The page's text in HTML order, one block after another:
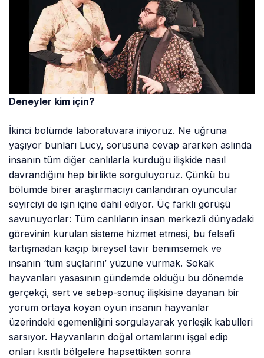
Deneyler kim için?
İkinci bölümde laboratuvara iniyoruz. Ne uğruna
yaşıyor bunları Lucy, sorusuna cevap ararken aslında
insanın tüm diğer canlılarla kurduğu ilişkide nasıl
davrandığını hep birlikte sorguluyoruz. Çünkü bu
bölümde birer araştırmacıyı canlandıran oyuncular
seyirciyi de işin içine dahil ediyor. Üç farklı görüşü
savunuyorlar: Tüm canlıların insan merkezli dünyadaki
görevinin kurulan sisteme hizmet etmesi, bu felsefi
tartışmadan kaçıp bireysel tavır benimsemek ve
insanın ‘tüm suçlarını’ yüzüne vurmak. Sokak
hayvanları yasasının gündemde olduğu bu dönemde
gerçekçi, sert ve sebep-sonuç ilişkisine dayanan bir
yorum ortaya koyan oyun insanın hayvanlar
üzerindeki egemenliğini sorgulayarak yerleşik kabulleri
sarsıyor. Hayvanların doğal ortamlarını işgal edip
onları kısıtlı bölgelere hapsettikten sonra